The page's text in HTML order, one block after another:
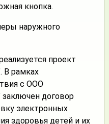
кнопка.
наружного
проект
В рамках
с ООО
договор
электронных
здоровья детей и их